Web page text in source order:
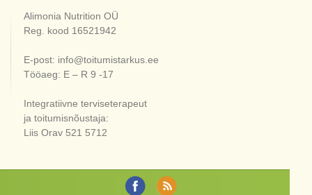
Alimonia Nutrition OÜ
Reg. kood 16521942
E-post: info@toitumistarkus.ee
Tööaeg: E – R 9 -17
Integratiivne terviseterapeut
ja toitumisnõustaja:
Liis Orav 521 5712